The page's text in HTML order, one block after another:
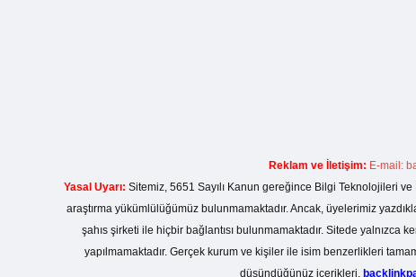
Reklam ve İletişim: E-mail:
Yasal Uyarı: Sitemiz, 5651 Sayılı Kanun gereğince Bilgi Teknolojileri
araştırma yükümlülüğümüz bulunmamaktadır. Ancak, üyelerimiz
şahıs şirketi ile hiçbir bağlantısı bulunmamaktadır. Sitede yalnızca
yapılmamaktadır. Gerçek kurum ve kişiler ile isim benzerlikleri
düşündüğünüz içerikleri,